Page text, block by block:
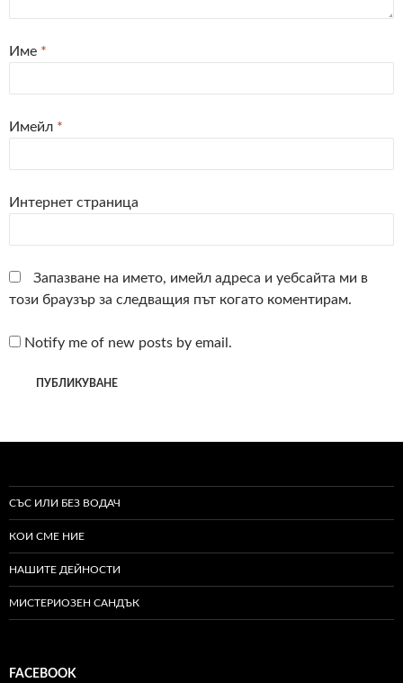
Име *
Имейл *
Интернет страница
Запазване на името, имейл адреса и уебсайта ми в
този браузър за следващия път когато коментирам.
Notify me of new posts by email.
СЪС ИЛИ БЕЗ ВОДАЧ
КОИ СМЕ НИЕ
НАШИТЕ ДЕЙНОСТИ
МИСТЕРИОЗЕН САНДЪК
FACEBOOK